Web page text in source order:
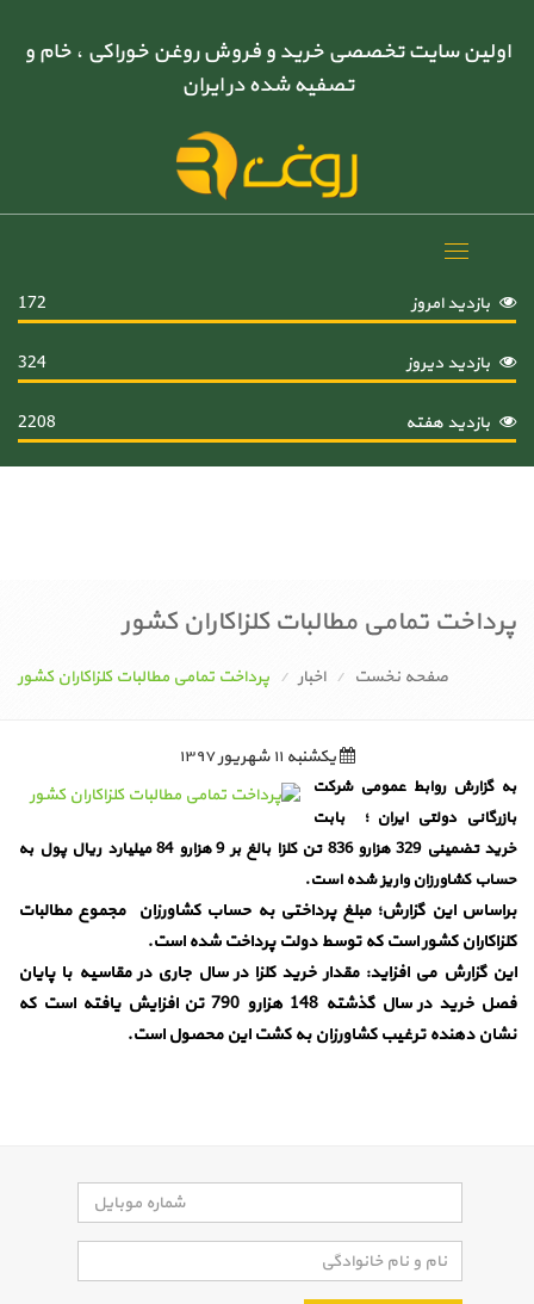
اولین سایت تخصصی خرید و فروش روغن خوراکی ، خام و
تصفیه شده در ایران
Toggle
بازدید امروز
172
بازدید دیروز 324
بازدید هفته 2208
پرداخت تمامی مطالبات کلزاکاران کشور
صفحه نخست اخبار پرداخت تمامی مطالبات کلزاکاران کشور
یکشنبه ۱۱ شهریور ۱۳۹۷
به گزارش روابط عمومی شرکت
بازرگانی دولتی ایران ؛ بابت
خرید تضمینی 329 هزارو 836 تن کلزا بالغ بر 9 هزارو 84 میلیارد ریال پول به
حساب کشاورزان واریز شده است.
براساس این گزارش؛ مبلغ پرداختی به حساب کشاورزان مجموع مطالبات
کلزاکاران کشور است که توسط دولت پرداخت شده است.
این گزارش می افزاید: مقدار خرید کلزا در سال جاری در مقاسیه با پایان
فصل خرید در سال گذشته 148 هزارو 790 تن افزایش یافته است که
نشان دهنده ترغیب کشاورزان به کشت این محصول است.